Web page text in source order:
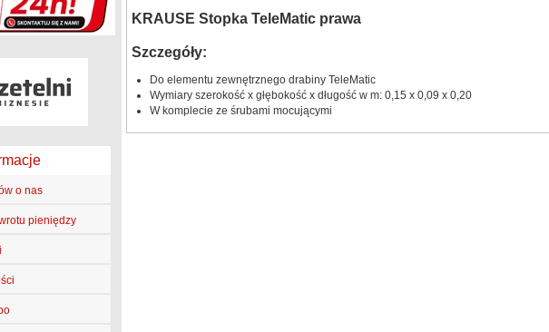
o nas
pieniędzy
KRAUSE Stopka TeleMatic prawa
Szczegóły:
Do elementu zewnętrznego drabiny TeleMatic
Wymiary szerokość x głębokość x długość w m: 0,15 x 0,09 x 0,20
W komplecie ze śrubami mocującymi